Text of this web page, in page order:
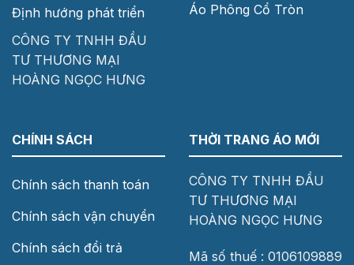
Định hướng phát triển
CÔNG TY TNHH ĐẦU
TƯ THƯƠNG MẠI
HOÀNG NGỌC HƯNG
Áo Phông Cổ Tròn
CHÍNH SÁCH
Chính sách thanh toán
Chính sách vận chuyển
Chính sách đổi trả
THỜI TRANG ÁO MỚI
CÔNG TY TNHH ĐẦU
TƯ THƯƠNG MẠI
HOÀNG NGỌC HƯNG
Mã số thuế : 0106109889